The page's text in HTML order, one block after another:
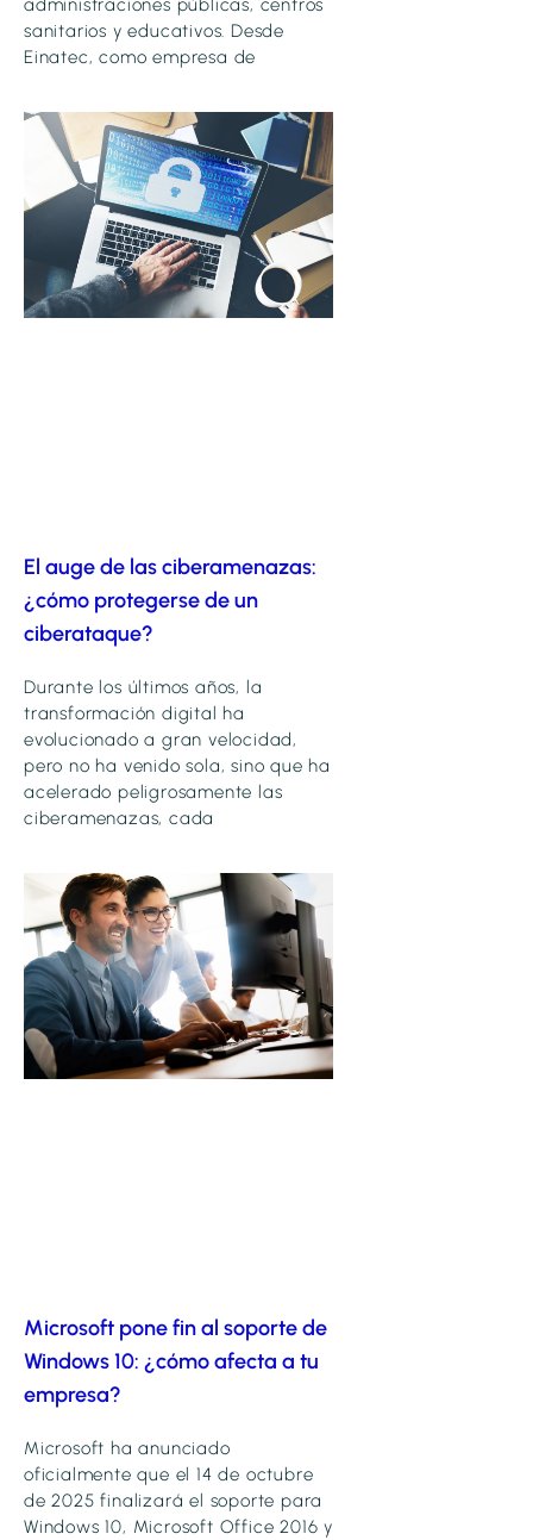
sanitarios y educativos. Desde
Einatec, como empresa de
El auge de las ciberamenazas:
¿cómo protegerse de un
ciberataque?
Durante los últimos años, la
transformación digital ha
evolucionado a gran velocidad,
pero no ha venido sola, sino que ha
acelerado peligrosamente las
ciberamenazas, cada
Microsoft pone fin al soporte de
Windows 10: ¿cómo afecta a tu
empresa?
Microsoft ha anunciado
oficialmente que el 14 de octubre
de 2025 finalizará el soporte para
Windows 10, Microsoft Office 2016 y